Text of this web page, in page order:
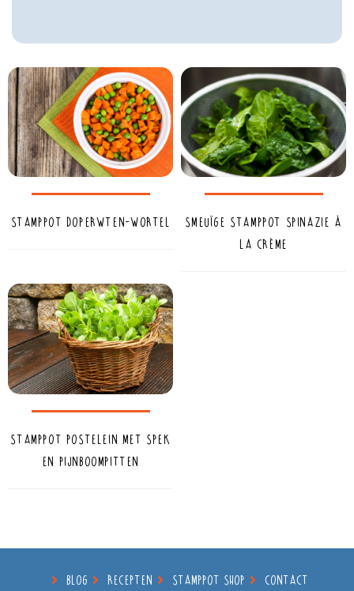
Stamppot doperwten-wortel
Smeuïge stamppot spinazie à
la crème
Stamppot postelein met spek
en pijnboompitten
BLOG RECEPTEN STAMPPOT SHOP CONTACT